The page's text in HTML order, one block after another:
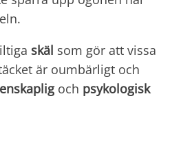
skäl som gör att vissa
är oumbärligt och
och psykologisk